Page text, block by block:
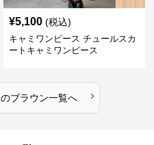
¥5,100 (税込)
キャミワンピース チュールスカ
ートキャミワンピース
のブラウン一覧へ ›